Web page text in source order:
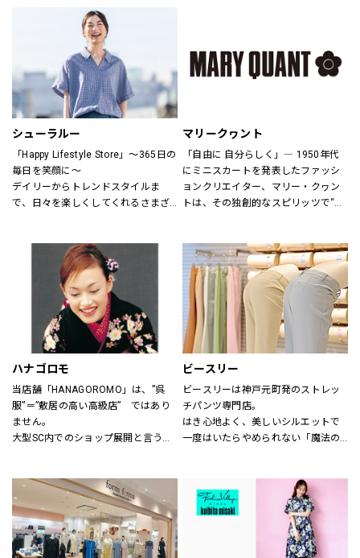
さまをお迎えしています。
H&Mお問い合わせ窓口:
https://lin.ee/k1gDN7M（LINEでの
お問い合わせ）
アウトドア・ライフスタルウェア等
の幅広いアイテムをメンズ・ウィメ
シューラルー
「Happy Lifestyle Store」～365日の
毎日を笑顔に～
デイリーからトレンドスタイルま
で、日々を楽しくしてくれるさまざ
マリークヮント
「自由に 自分らしく」― 1950年代
にミニスカートを発表したファッシ
ョンクリエイター、マリー・クヮン
トは、その独創的なスピリッツで“ス
しました。
MARY QUANTのアイテムには、あり
のままの自分を表現し、今以上にい
きいきと輝いてほしいという想いが
込められています。
全ての女性に、自分らしさの創造と
直感を。
ハナゴロモ
当店舗「HANAGOROMO」は、”呉
服”＝”敷居の高い高級店”　ではあり
ません。
大型SC内でのショップ展開と言う利
指しています。
ローマ字屋号や店舗レイアウト等も
若い感性を生かし、幅広い年齢層の
お客様を対象にした店舗となってい
ます。
ビースリー
ビースリーは神戸元町発のストレッ
チパンツ専門店。
はき心地よく、美しいシルエットで
一度はいたらやめられない「魔法の
ンや限定カラーも人気です。
サイズも3号～21号と豊富に揃いま
す。（カラーにより異なります）
ショップでは、パンツフィッターが
一人ひとりに合わせたパンツ探しの